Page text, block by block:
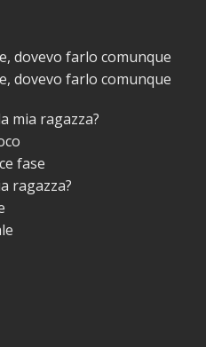
dovevo farlo comunque
dovevo farlo comunque
mia ragazza?
fase
ragazza?